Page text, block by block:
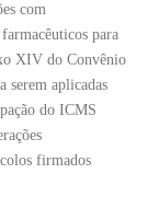
com
para
XIV do Convênio
serem aplicadas
do ICMS
firmados